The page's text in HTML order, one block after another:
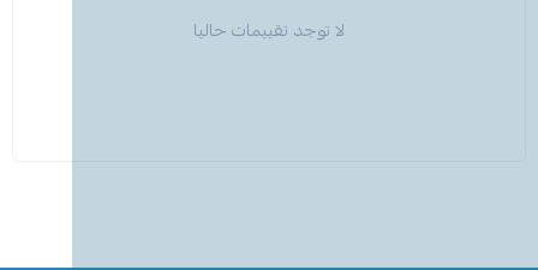
لا توجد تقييمات حاليا